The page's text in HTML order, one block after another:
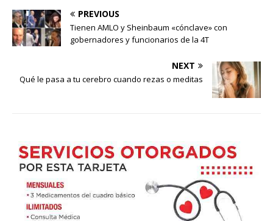
PREVIOUS
Tienen AMLO y Sheinbaum «cónclave» con
gobernadores y funcionarios de la 4T
NEXT
Qué le pasa a tu cerebro cuando rezas o meditas